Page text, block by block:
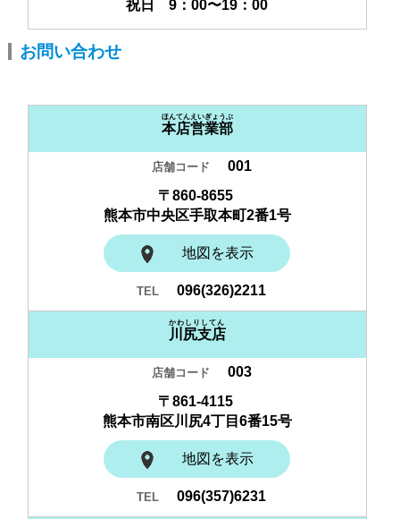
祝日 9：00〜19：00
お問い合わせ
本店営業部
ほんてんえいぎょうぶ
001
〒860-8655
熊本市中央区手取本町2番1号
地図を表示
096(326)2211
川尻支店
かわしりしてん
003
〒861-4115
熊本市南区川尻4丁目6番15号
地図を表示
096(357)6231